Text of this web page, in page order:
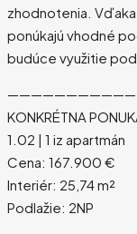
zhodnotenia.
ponúkajú vhodné
budúce využitie
KONKRÉTNA
1.02 | 1 iz apartmán
Cena: 167.900 €
Interiér: 25,74 m²
Podlažie: 2NP